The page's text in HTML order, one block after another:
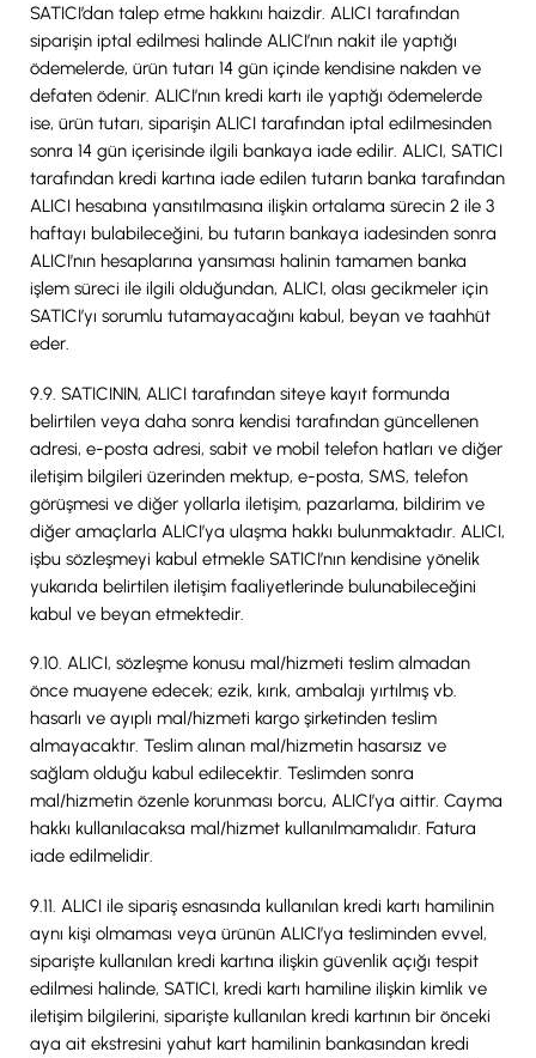
SATICI’dan talep etme hakkını haizdir. ALICI tarafından
siparişin iptal edilmesi halinde ALICI’nın nakit ile yaptığı
ödemelerde, ürün tutarı 14 gün içinde kendisine nakden ve
defaten ödenir. ALICI’nın kredi kartı ile yaptığı ödemelerde
ise, ürün tutarı, siparişin ALICI tarafından iptal edilmesinden
sonra 14 gün içerisinde ilgili bankaya iade edilir. ALICI, SATICI
tarafından kredi kartına iade edilen tutarın banka tarafından
ALICI hesabına yansıtılmasına ilişkin ortalama sürecin 2 ile 3
haftayı bulabileceğini, bu tutarın bankaya iadesinden sonra
ALICI’nın hesaplarına yansıması halinin tamamen banka
işlem süreci ile ilgili olduğundan, ALICI, olası gecikmeler için
SATICI’yı sorumlu tutamayacağını kabul, beyan ve taahhüt
eder.
9.9. SATICININ, ALICI tarafından siteye kayıt formunda
belirtilen veya daha sonra kendisi tarafından güncellenen
adresi, e-posta adresi, sabit ve mobil telefon hatları ve diğer
iletişim bilgileri üzerinden mektup, e-posta, SMS, telefon
görüşmesi ve diğer yollarla iletişim, pazarlama, bildirim ve
diğer amaçlarla ALICI’ya ulaşma hakkı bulunmaktadır. ALICI,
işbu sözleşmeyi kabul etmekle SATICI’nın kendisine yönelik
yukarıda belirtilen iletişim faaliyetlerinde bulunabileceğini
kabul ve beyan etmektedir.
9.10. ALICI, sözleşme konusu mal/hizmeti teslim almadan
önce muayene edecek; ezik, kırık, ambalajı yırtılmış vb.
hasarlı ve ayıplı mal/hizmeti kargo şirketinden teslim
almayacaktır. Teslim alınan mal/hizmetin hasarsız ve
sağlam olduğu kabul edilecektir. Teslimden sonra
mal/hizmetin özenle korunması borcu, ALICI’ya aittir. Cayma
hakkı kullanılacaksa mal/hizmet kullanılmamalıdır. Fatura
iade edilmelidir.
9.11. ALICI ile sipariş esnasında kullanılan kredi kartı hamilinin
aynı kişi olmaması veya ürünün ALICI’ya tesliminden evvel,
siparişte kullanılan kredi kartına ilişkin güvenlik açığı tespit
edilmesi halinde, SATICI, kredi kartı hamiline ilişkin kimlik ve
iletişim bilgilerini, siparişte kullanılan kredi kartının bir önceki
aya ait ekstresini yahut kart hamilinin bankasından kredi